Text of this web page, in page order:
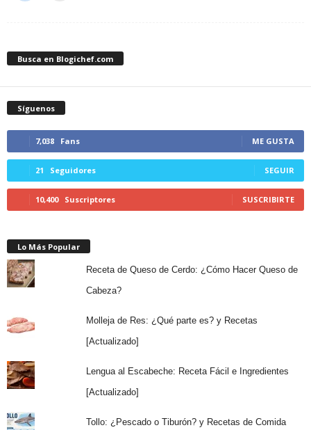
Busca en Blogichef.com
Síguenos
7,038 Fans ME GUSTA
21 Seguidores SEGUIR
10,400 Suscriptores SUSCRIBIRTE
Lo Más Popular
Receta de Queso de Cerdo: ¿Cómo Hacer Queso de
Cabeza?
Molleja de Res: ¿Qué parte es? y Recetas
[Actualizado]
Lengua al Escabeche: Receta Fácil e Ingredientes
[Actualizado]
Tollo: ¿Pescado o Tiburón? y Recetas de Comida